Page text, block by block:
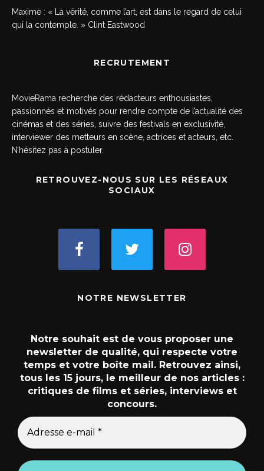
Maxime : « La vérité, comme l’art, est dans le regard de celui
qui la contemple. » Clint Eastwood
RECRUTEMENT
MovieRama recherche des rédacteurs enthousiastes,
passionnés et motivés pour rendre compte de l’actualité des
cinémas et des séries, suivre des festivals en exclusivité,
interviewer des metteurs en scène, actrices et acteurs, etc.
N’hésitez pas à postuler.
RETROUVEZ-NOUS SUR LES RÉSEAUX
SOCIAUX
NOTRE NEWSLETTER
Notre souhait est de vous proposer une
newsletter de qualité, qui respecte votre
temps et votre boîte mail. Retrouvez ainsi,
tous les 15 jours, le meilleur de nos articles :
critiques de films et séries, interviews et
concours.